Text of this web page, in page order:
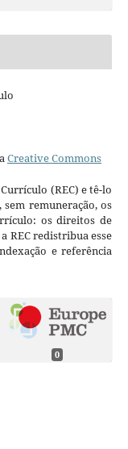
Creative Commons
(REC) e tê-lo
remuneração, os
os direitos de
REC redistribua esse
e referência
0